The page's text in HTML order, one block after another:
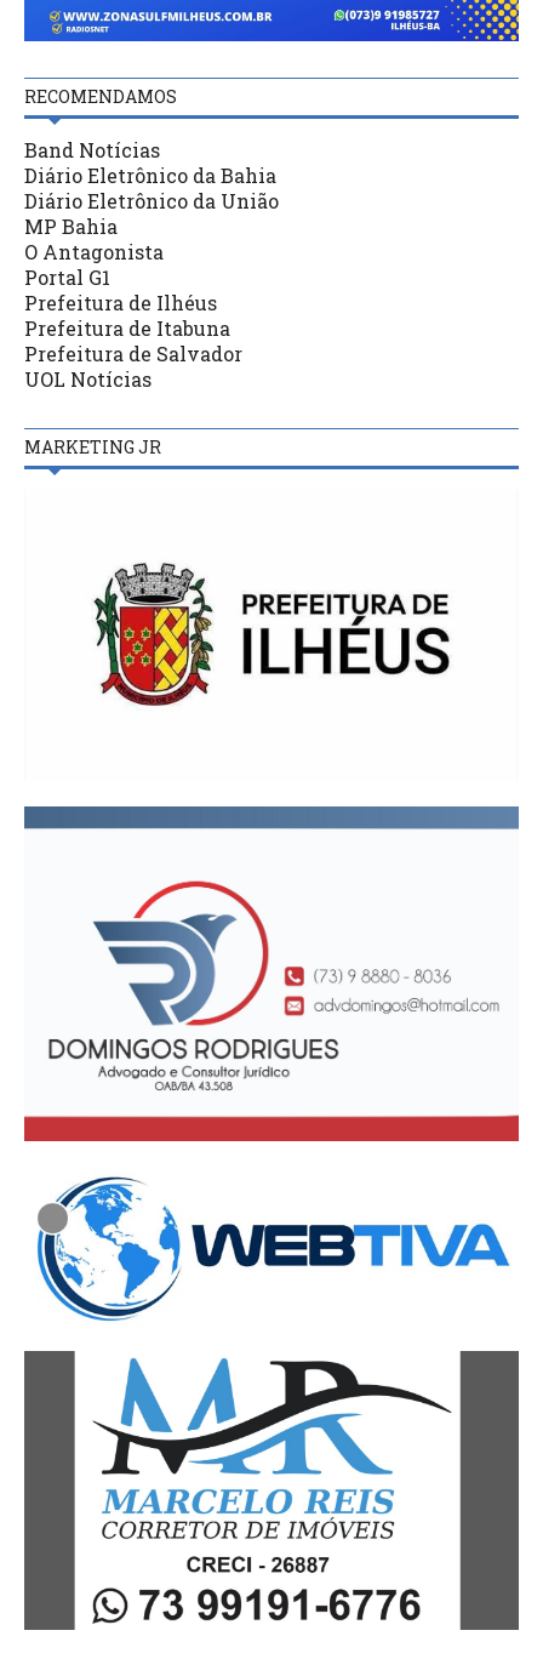
RECOMENDAMOS
Band Notícias
Diário Eletrônico da Bahia
Diário Eletrônico da União
MP Bahia
O Antagonista
Portal G1
Prefeitura de Ilhéus
Prefeitura de Itabuna
Prefeitura de Salvador
UOL Notícias
MARKETING JR